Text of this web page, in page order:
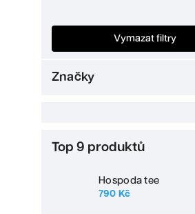
Značky
Vymazat filtry
Top 9 produktů
Hospoda tee
790 Kč